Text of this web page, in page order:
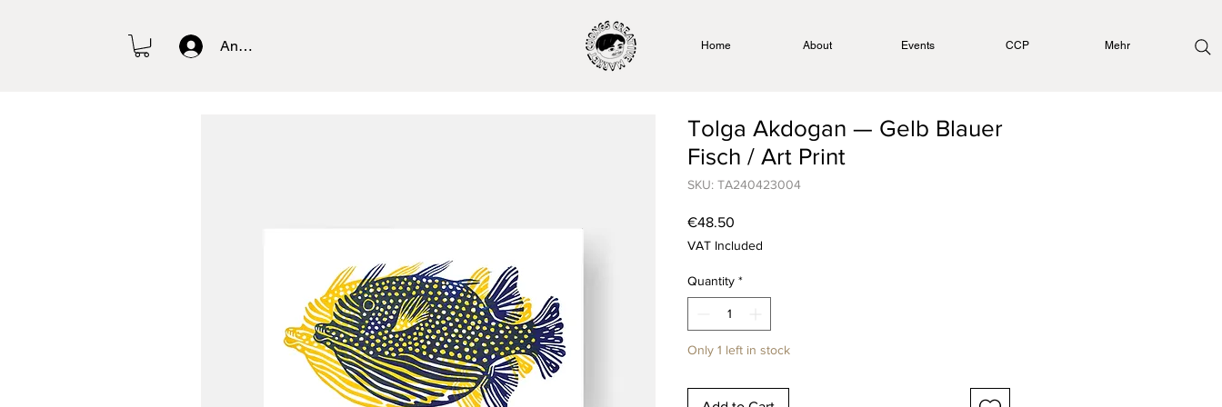
Anmelden Home About Events CCP Mehr
Tolga Akdogan — Gelb Blauer
Fisch / Art Print
SKU: TA240423004
€48.50
VAT Included
Quantity *
Only 1 left in stock